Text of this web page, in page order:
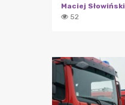
Maciej Słowiński
52